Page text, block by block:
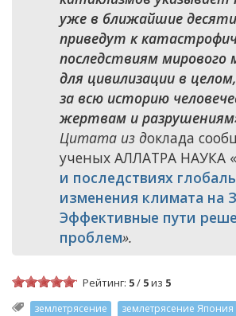
уже в ближайшие
приведут к
последствиям
для цивилизации в
за всю историю
жертвам и
Цитата из доклада
ученых АЛЛАТРА НАУКА «
и последствиях
изменения климата на
Эффективные пути
проблем».
Рейтинг: 5/ 5из 5
землетрясение
землетрясение Япония